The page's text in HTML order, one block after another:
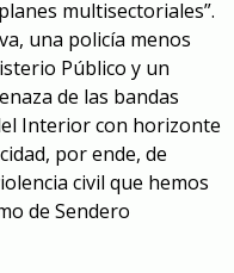
multisectoriales”.
una policía menos
Público y un
de las bandas
Interior con horizonte
por ende, de
civil que hemos
de Sendero